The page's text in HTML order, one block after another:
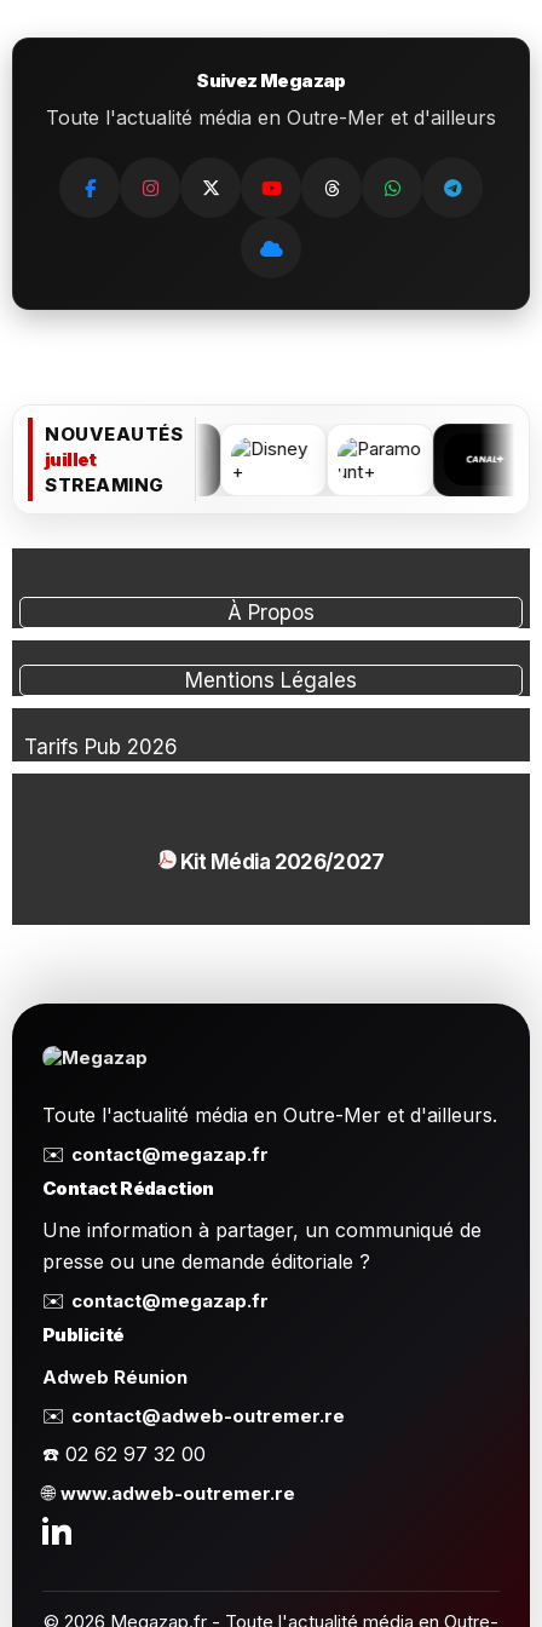
Suivez Megazap
Toute l'actualité média en Outre-Mer et d'ailleurs
NOUVEAUTÉS
juillet
STREAMING
À Propos
Mentions Légales
Tarifs Pub 2026
Kit Média 2026/2027
Toute l'actualité média en Outre-Mer et d'ailleurs.
✉️ contact@megazap.fr
Contact Rédaction
Une information à partager, un communiqué de
presse ou une demande éditoriale ?
✉️ contact@megazap.fr
Publicité
Adweb Réunion
✉️ contact@adweb-outremer.re
☎️ 02 62 97 32 00
🌐www.adweb-outremer.re
© 2026 Megazap.fr - Toute l'actualité média en Outre-